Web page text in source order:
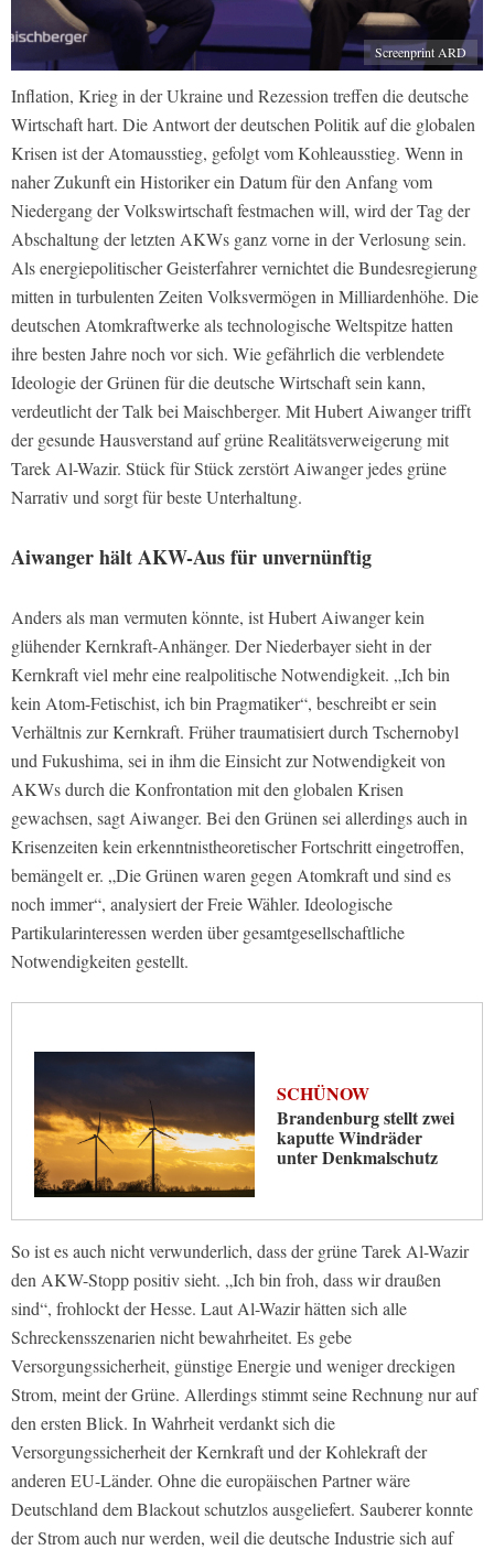
Screenprint ARD
Inflation, Krieg in der Ukraine und Rezession treffen die deutsche
Wirtschaft hart. Die Antwort der deutschen Politik auf die globalen
Krisen ist der Atomausstieg, gefolgt vom Kohleausstieg. Wenn in
naher Zukunft ein Historiker ein Datum für den Anfang vom
Niedergang der Volkswirtschaft festmachen will, wird der Tag der
Abschaltung der letzten AKWs ganz vorne in der Verlosung sein.
Als energiepolitischer Geisterfahrer vernichtet die Bundesregierung
mitten in turbulenten Zeiten Volksvermögen in Milliardenhöhe. Die
deutschen Atomkraftwerke als technologische Weltspitze hatten
ihre besten Jahre noch vor sich. Wie gefährlich die verblendete
Ideologie der Grünen für die deutsche Wirtschaft sein kann,
verdeutlicht der Talk bei Maischberger. Mit Hubert Aiwanger trifft
der gesunde Hausverstand auf grüne Realitätsverweigerung mit
Tarek Al-Wazir. Stück für Stück zerstört Aiwanger jedes grüne
Narrativ und sorgt für beste Unterhaltung.
Aiwanger hält AKW-Aus für unvernünftig
Anders als man vermuten könnte, ist Hubert Aiwanger kein
glühender Kernkraft-Anhänger. Der Niederbayer sieht in der
Kernkraft viel mehr eine realpolitische Notwendigkeit. „Ich bin
kein Atom-Fetischist, ich bin Pragmatiker“, beschreibt er sein
Verhältnis zur Kernkraft. Früher traumatisiert durch Tschernobyl
und Fukushima, sei in ihm die Einsicht zur Notwendigkeit von
AKWs durch die Konfrontation mit den globalen Krisen
gewachsen, sagt Aiwanger. Bei den Grünen sei allerdings auch in
Krisenzeiten kein erkenntnistheoretischer Fortschritt eingetroffen,
bemängelt er. „Die Grünen waren gegen Atomkraft und sind es
noch immer“, analysiert der Freie Wähler. Ideologische
Partikularinteressen werden über gesamtgesellschaftliche
Notwendigkeiten gestellt.
SCHÜNOW
Brandenburg stellt zwei
kaputte Windräder
unter Denkmalschutz
So ist es auch nicht verwunderlich, dass der grüne Tarek Al-Wazir
den AKW-Stopp positiv sieht. „Ich bin froh, dass wir draußen
sind“, frohlockt der Hesse. Laut Al-Wazir hätten sich alle
Schreckensszenarien nicht bewahrheitet. Es gebe
Versorgungssicherheit, günstige Energie und weniger dreckigen
Strom, meint der Grüne. Allerdings stimmt seine Rechnung nur auf
den ersten Blick. In Wahrheit verdankt sich die
Versorgungssicherheit der Kernkraft und der Kohlekraft der
anderen EU-Länder. Ohne die europäischen Partner wäre
Deutschland dem Blackout schutzlos ausgeliefert. Sauberer konnte
der Strom auch nur werden, weil die deutsche Industrie sich auf